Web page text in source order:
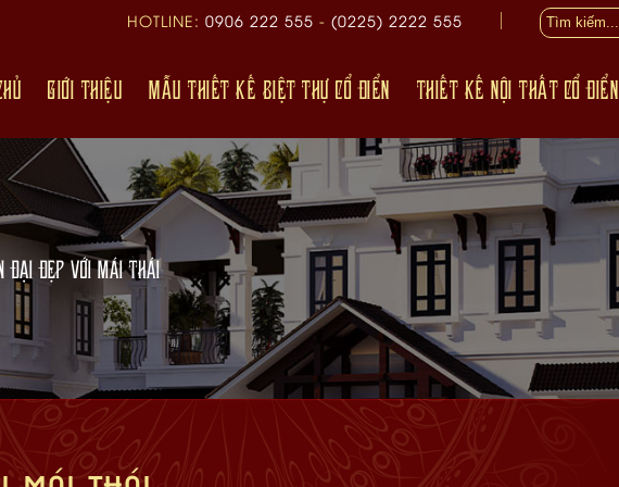
HOTLINE: 0906 222 555 - (0225) 2222 555
GIỚI THIỆU MẪU THIẾT KẾ BIỆT THỰ CỔ ĐIỂN THIẾT KẾ NỘI THẤT CỔ ĐIỂN
ĐẠI ĐẸP VỚI MÁI THÁI